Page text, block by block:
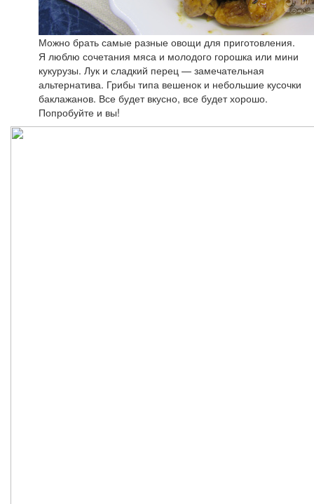
Можно брать самые разные овощи для приготовления.
Я люблю сочетания мяса и молодого горошка или мини
кукурузы. Лук и сладкий перец — замечательная
альтернатива. Грибы типа вешенок и небольшие кусочки
баклажанов. Все будет вкусно, все будет хорошо.
Попробуйте и вы!